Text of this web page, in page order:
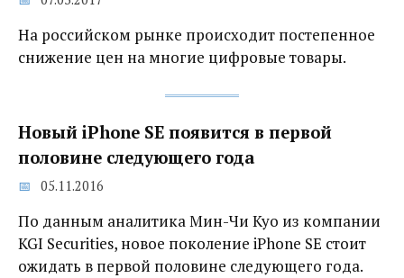
На российском рынке происходит постепенное
снижение цен на многие цифровые товары.
Новый iPhone SE появится в первой
половине следующего года
05.11.2016
По данным аналитика Мин-Чи Куо из компании
KGI Securities, новое поколение iPhone SE стоит
ожидать в первой половине следующего года.